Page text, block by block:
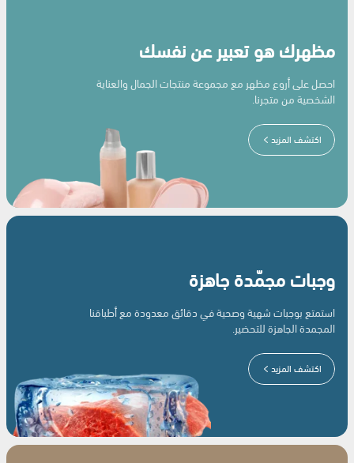
مظهرك هو تعبير عن نفسك
احصل على أروع مظهر مع مجموعة منتجات الجمال والعناية
الشخصية من متجرنا.
اكتشف المزيد
وجبات مجمّدة جاهزة
استمتع بوجبات شهية وصحية في دقائق معدودة مع أطباقنا
المجمدة الجاهزة للتحضير.
اكتشف المزيد